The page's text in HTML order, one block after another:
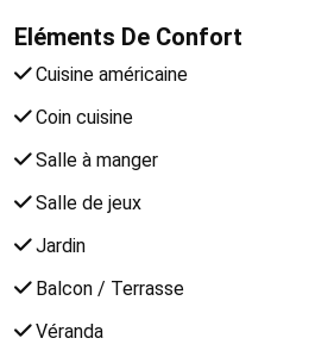
Eléments De Confort
Cuisine américaine
Coin cuisine
Salle à manger
Salle de jeux
Jardin
Balcon / Terrasse
Véranda